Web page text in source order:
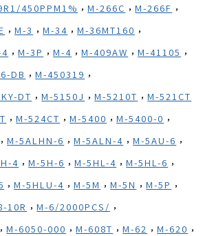
450PPM1% , M-266C , M-266F ,
, M-3 , M-34 , M-36MT160 ,
, M-3P , M-4 , M-409AW , M-41105 ,
DB , M-450319 ,
DT , M-5150J , M-5210T , M-521CT
, M-524CT , M-5400 , M-5400-0 ,
, M-5ALHN-6 , M-5ALN-4 , M-5AU-6 ,
4 , M-5H-6 , M-5HL-4 , M-5HL-6 ,
, M-5HLU-4 , M-5M , M-5N , M-5P ,
10R , M-6/2000PCS/ ,
, M-6050-000 , M-608T , M-62 , M-620 ,